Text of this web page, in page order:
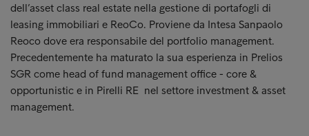
dell’asset class real estate nella gestione di portafogli di
leasing immobiliari e ReoCo. Proviene da Intesa Sanpaolo
Reoco dove era responsabile del portfolio management.
Precedentemente ha maturato la sua esperienza in Prelios
SGR come head of fund management office - core &
opportunistic e in Pirelli RE nel settore investment & asset
management.